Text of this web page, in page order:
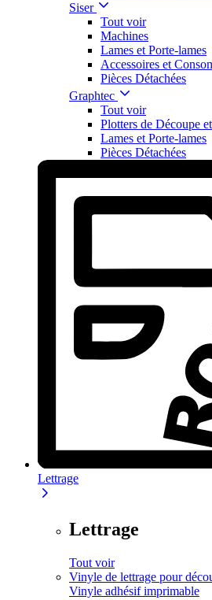
Siser
Tout voir
Machines
Lames et Porte-lames
Accessoires et
Pièces Détachées
Graphtec
Tout voir
Plotters de Découpe
Lames et Porte-lames
Pièces Détachées
Lettrage
Lettrage
Tout voir
Vinyle de lettrage pour
Vinyle adhésif imprimable